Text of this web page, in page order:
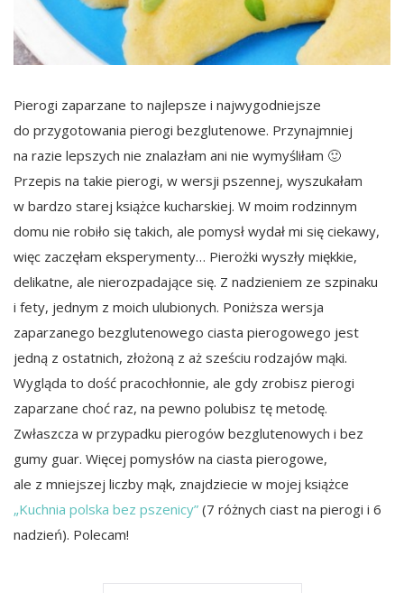
Pierogi zaparzane to najlepsze i najwygodniejsze
do przygotowania pierogi bezglutenowe. Przynajmniej
na razie lepszych nie znalazłam ani nie wymyśliłam 🙂
Przepis na takie pierogi, w wersji pszennej, wyszukałam
w bardzo starej książce kucharskiej. W moim rodzinnym
domu nie robiło się takich, ale pomysł wydał mi się ciekawy,
więc zaczęłam eksperymenty… Pierożki wyszły miękkie,
delikatne, ale nierozpadające się. Z nadzieniem ze szpinaku
i fety, jednym z moich ulubionych. Poniższa wersja
zaparzanego bezglutenowego ciasta pierogowego jest
jedną z ostatnich, złożoną z aż sześciu rodzajów mąki.
Wygląda to dość pracochłonnie, ale gdy zrobisz pierogi
zaparzane choć raz, na pewno polubisz tę metodę.
Zwłaszcza w przypadku pierogów bezglutenowych i bez
gumy guar. Więcej pomysłów na ciasta pierogowe,
ale z mniejszej liczby mąk, znajdziecie w mojej książce
„Kuchnia polska bez pszenicy” (7 różnych ciast na pierogi i 6
nadzień). Polecam!